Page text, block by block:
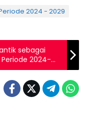
2024 - 2029
sebagai
Periode 2024-